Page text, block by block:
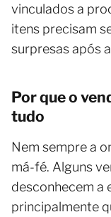
vinculados a
itens precisam
surpresas após
Por que o
tudo
Nem sempre a
má-fé. Alguns
desconhecem a
principalmente